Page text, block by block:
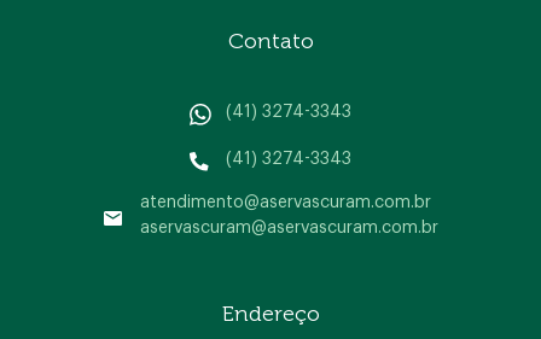
Contato
(41) 3274-3343
(41) 3274-3343
atendimento@aservascuram.com.br
aservascuram@aservascuram.com.br
Endereço